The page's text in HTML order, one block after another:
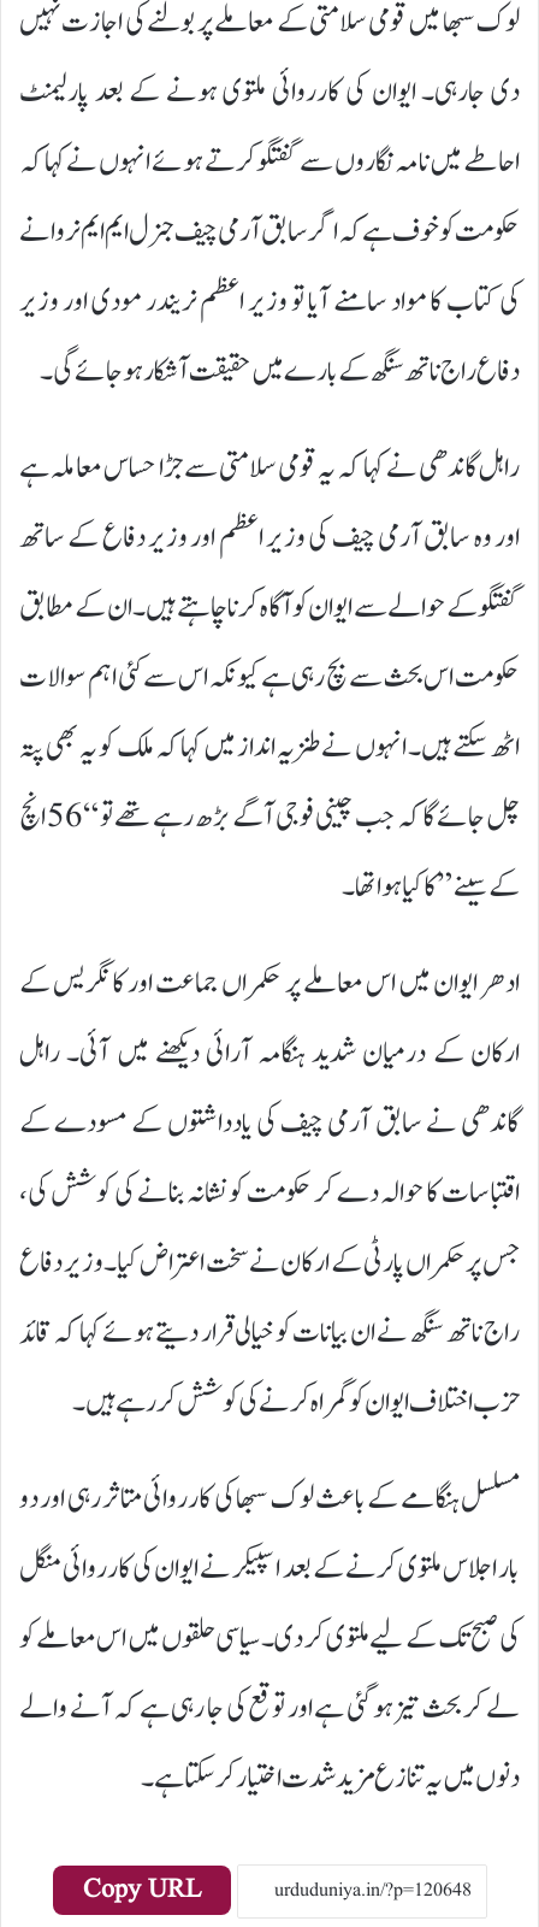
لوک سبھا میں قومی سلامتی کے معاملے پر بولنے کی اجازت نہیں
دی جارہی۔ ایوان کی کارروائی ملتوی ہونے کے بعد پارلیمنٹ
احاطے میں نامہ نگاروں سے گفتگو کرتے ہوئے انہوں نے کہا کہ
حکومت کو خوف ہے کہ اگر سابق آرمی چیف جنرل ایم ایم نروانے
کی کتاب کا مواد سامنے آیا تو وزیر اعظم نریندر مودی اور وزیر
دفاع راج ناتھ سنگھ کے بارے میں حقیقت آشکار ہو جائے گی۔
راہل گاندھی نے کہا کہ یہ قومی سلامتی سے جڑا حساس معاملہ ہے
اور وہ سابق آرمی چیف کی وزیر اعظم اور وزیر دفاع کے ساتھ
گفتگو کے حوالے سے ایوان کو آگاہ کرنا چاہتے ہیں۔ ان کے مطابق
حکومت اس بحث سے بچ رہی ہے کیونکہ اس سے کئی اہم سوالات
اٹھ سکتے ہیں۔ انہوں نے طنزیہ انداز میں کہا کہ ملک کو یہ بھی پتہ
چل جائے گا کہ جب چینی فوجی آگے بڑھ رہے تھے تو “56 انچ
کے سینے” کا کیا ہوا تھا۔
ادھر ایوان میں اس معاملے پر حکمراں جماعت اور کانگریس کے
ارکان کے درمیان شدید ہنگامہ آرائی دیکھنے میں آئی۔ راہل
گاندھی نے سابق آرمی چیف کی یادداشتوں کے مسودے کے
اقتباسات کا حوالہ دے کر حکومت کو نشانہ بنانے کی کوشش کی،
جس پر حکمراں پارٹی کے ارکان نے سخت اعتراض کیا۔ وزیر دفاع
راج ناتھ سنگھ نے ان بیانات کو خیالی قرار دیتے ہوئے کہا کہ قائد
حزب اختلاف ایوان کو گمراہ کرنے کی کوشش کر رہے ہیں۔
مسلسل ہنگامے کے باعث لوک سبھا کی کارروائی متاثر رہی اور دو
بار اجلاس ملتوی کرنے کے بعد اسپیکر نے ایوان کی کارروائی منگل
کی صبح تک کے لیے ملتوی کر دی۔ سیاسی حلقوں میں اس معاملے کو
لے کر بحث تیز ہو گئی ہے اور توقع کی جا رہی ہے کہ آنے والے
دنوں میں یہ تنازع مزید شدت اختیار کر سکتا ہے۔
Copy URL